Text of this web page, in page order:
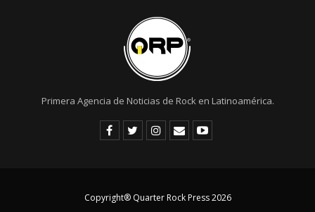
Primera Agencia de Noticias de Rock en Latinoamérica.
Copyright® Quarter Rock Press 2026